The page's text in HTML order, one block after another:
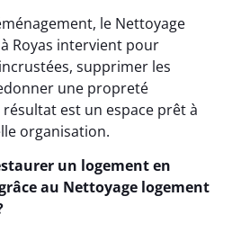
le Nettoyage
Royas intervient pour
supprimer les
une propreté
est un espace prêt à
organisation.
un logement en
au Nettoyage logement